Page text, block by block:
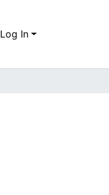
Log In